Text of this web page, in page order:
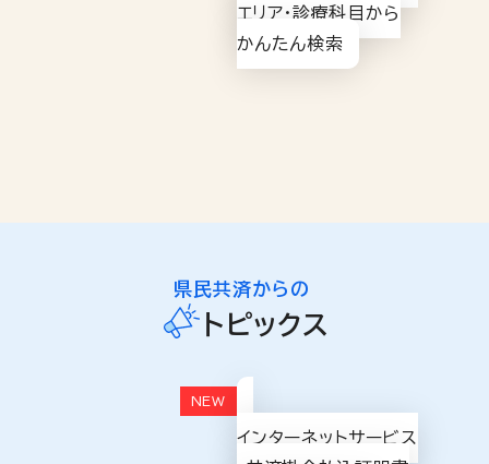
エリア・診療科目から
かんたん検索
県民共済からの
トピックス
インターネットサービス